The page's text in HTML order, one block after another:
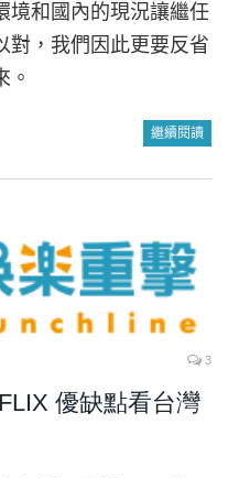
繼續閱讀
優缺點看台灣
文藝名叫「網飛」的
選串流影片的公司」